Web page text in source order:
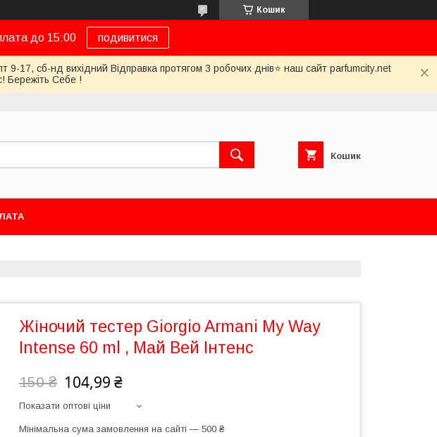
Кошик
до 15:00 подивитися
17, сб-нд вихідний Відправка протягом 3 робочих днів⭐ наш сайт parfumcity.net
Бережіть Себе !
Кошик
Жіночий тестер Giorgio Armani My Way
Intense 60 ml , Май Вей Інтенс
150 ₴ 104,99 ₴
Показати оптові ціни
Мінімальна сума замовлення на сайті — 500 ₴